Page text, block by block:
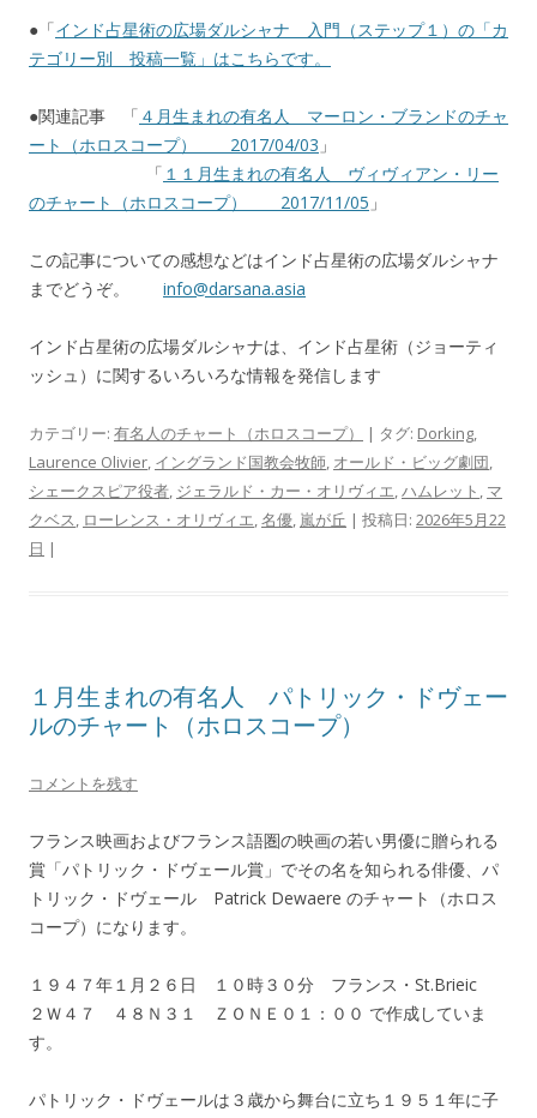
●「インド占星術の広場ダルシャナ 入門（ステップ１）の「カ
テゴリー別 投稿一覧」はこちらです。
●関連記事 「 ４月生まれの有名人 マーロン・ブランドのチャ
ート（ホロスコープ） 2017/04/03 」
「 １１月生まれの有名人 ヴィヴィアン・リー
のチャート（ホロスコープ） 2017/11/05 」
この記事についての感想などはインド占星術の広場ダルシャナ
までどうぞ。 info@darsana.asia
インド占星術の広場ダルシャナは、インド占星術（ジョーティ
ッシュ）に関するいろいろな情報を発信します
カテゴリー: 有名人のチャート（ホロスコープ） | タグ: Dorking,
Laurence Olivier, イングランド国教会牧師, オールド・ビッグ劇団,
シェークスピア役者, ジェラルド・カー・オリヴィエ,ハムレット , マ
クベス, ローレンス・オリヴィエ,名優, 嵐が丘 | 投稿日: 2026年5月22
日 |
１月生まれの有名人 パトリック・ドヴェー
ルのチャート（ホロスコープ）
コメントを残す
フランス映画およびフランス語圏の映画の若い男優に贈られる
賞「パトリック・ドヴェール賞」でその名を知られる俳優、パ
トリック・ドヴェール Patrick Dewaere のチャート（ホロス
コープ）になります。
１９４７年１月２６日 １０時３０分 フランス・St.Brieic
２Ｗ４７ ４８Ｎ３１ ＺＯＮＥ０１：００ で作成していま
す。
パトリック・ドヴェールは３歳から舞台に立ち１９５１年に子